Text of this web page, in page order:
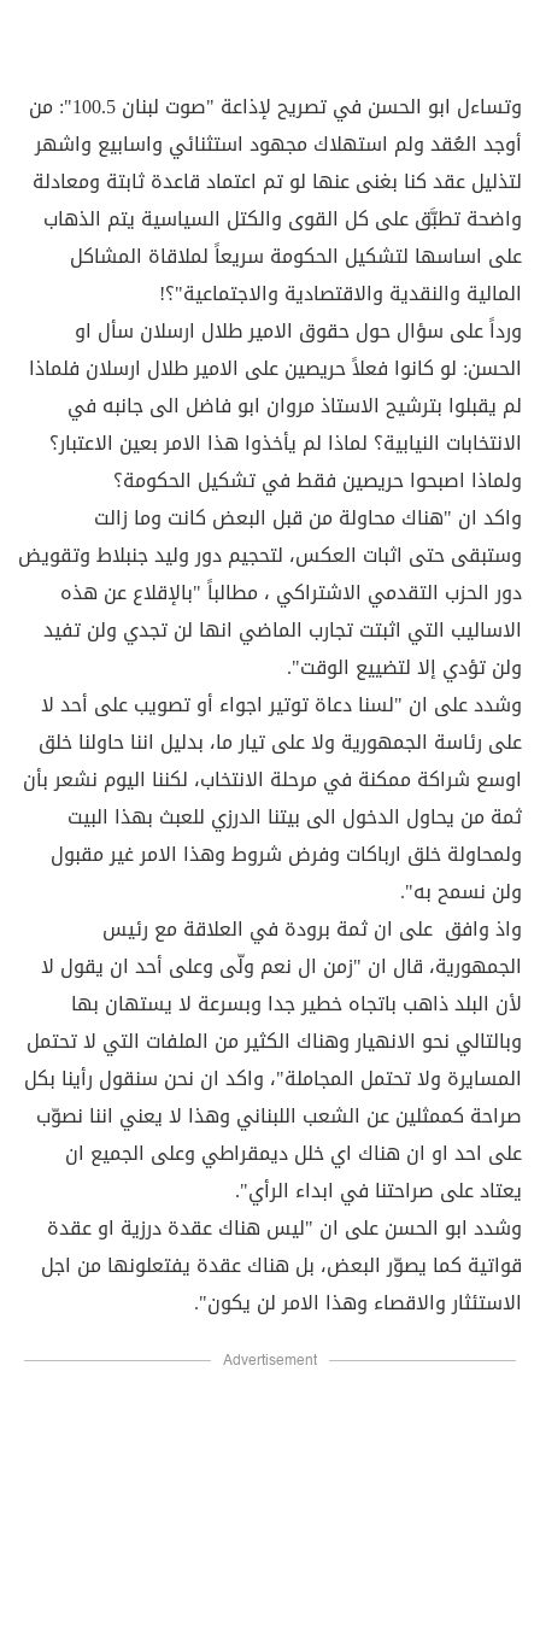
وتساءل ابو الحسن في تصريح لإذاعة "صوت لبنان 100.5": من
أوجد العُقد ولم استهلاك مجهود استثنائي واسابيع واشهر
لتذليل عقد كنا بغنى عنها لو تم اعتماد قاعدة ثابتة ومعادلة
واضحة تطبَّق على كل القوى والكتل السياسية يتم الذهاب
على اساسها لتشكيل الحكومة سريعاً لملاقاة المشاكل
المالية والنقدية والاقتصادية والاجتماعية"؟!
ورداً على سؤال حول حقوق الامير طلال ارسلان سأل او
الحسن: لو كانوا فعلاً حريصين على الامير طلال ارسلان فلماذا
لم يقبلوا بترشيح الاستاذ مروان ابو فاضل الى جانبه في
الانتخابات النيابية؟ لماذا لم يأخذوا هذا الامر بعين الاعتبار؟
ولماذا اصبحوا حريصين فقط في تشكيل الحكومة؟
واكد ان "هناك محاولة من قبل البعض كانت وما زالت
وستبقى حتى اثبات العكس، لتحجيم دور وليد جنبلاط وتقويض
دور الحزب التقدمي الاشتراكي ، مطالباً "بالإقلاع عن هذه
الاساليب التي اثبتت تجارب الماضي انها لن تجدي ولن تفيد
ولن تؤدي إلا لتضييع الوقت".
وشدد على ان "لسنا دعاة توتير اجواء أو تصويب على أحد لا
على رئاسة الجمهورية ولا على تيار ما، بدليل اننا حاولنا خلق
اوسع شراكة ممكنة في مرحلة الانتخاب، لكننا اليوم نشعر بأن
ثمة من يحاول الدخول الى بيتنا الدرزي للعبث بهذا البيت
ولمحاولة خلق ارباكات وفرض شروط وهذا الامر غير مقبول
ولن نسمح به".
واذ وافق على ان ثمة برودة في العلاقة مع رئيس
الجمهورية، قال ان "زمن ال نعم ولّى وعلى أحد ان يقول لا
لأن البلد ذاهب باتجاه خطير جدا وبسرعة لا يستهان بها
وبالتالي نحو الانهيار وهناك الكثير من الملفات التي لا تحتمل
المسايرة ولا تحتمل المجاملة"، واكد ان نحن سنقول رأينا بكل
صراحة كممثلين عن الشعب اللبناني وهذا لا يعني اننا نصوّب
على احد او ان هناك اي خلل ديمقراطي وعلى الجميع ان
يعتاد على صراحتنا في ابداء الرأي".
وشدد ابو الحسن على ان "ليس هناك عقدة درزية او عقدة
قواتية كما يصوّر البعض، بل هناك عقدة يفتعلونها من اجل
الاستئثار والاقصاء وهذا الامر لن يكون".
Advertisement